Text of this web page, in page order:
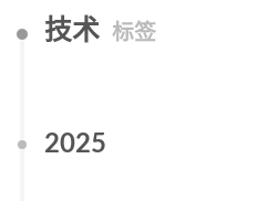
技术 标签
2025